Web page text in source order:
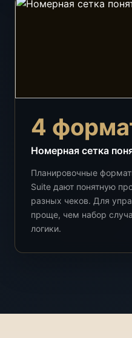
4
Номерная сетка
Планировочные
Suite дают понятную
разных чеков. Для
проще, чем набор
логики.